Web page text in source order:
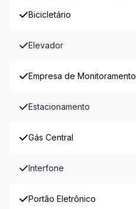
Bicicletário
Elevador
Empresa de Monitoramento
Estacionamento
Gás Central
Interfone
Portão Eletrônico